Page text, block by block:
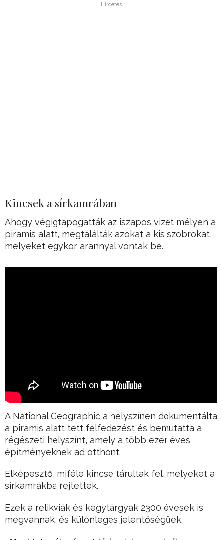
Hirdetés
Kincsek a sírkamrában
Ahogy végigtapogatták az iszapos vizet mélyen a
piramis alatt, megtalálták azokat a kis szobrokat,
melyeket egykor arannyal vontak be.
A National Geographic a helyszínen dokumentálta
a piramis alatt tett felfedezést és bemutatta a
régészeti helyszínt, amely a több ezer éves
építményeknek ad otthont.
Elképesztő, miféle kincse tárultak fel, melyeket a
sírkamrákba rejtettek.
Ezek a relikviák és kegytárgyak 2300 évesek is
megvannak, és különleges jelentőségűek.